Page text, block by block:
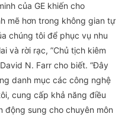
của GE khiến cho
mẽ hơn trong không gian tự
chúng tôi để phục vụ nhu
và rời rạc, ”Chủ tịch kiêm
N. Farr cho biết. “Đây
danh mục các công nghệ
cung cấp khả năng điều
động sung cho chuyên môn